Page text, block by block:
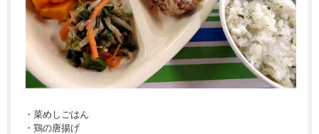
・菜めしごはん
・鶏の唐揚げ